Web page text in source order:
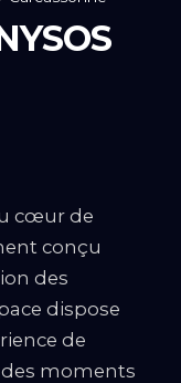
cœur de
conçu
des
dispose
de
moments